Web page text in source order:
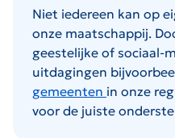
Niet iedereen kan op
onze maatschappij.
geestelijke of sociaal-
uitdagingen
gemeenten in onze
voor de juiste